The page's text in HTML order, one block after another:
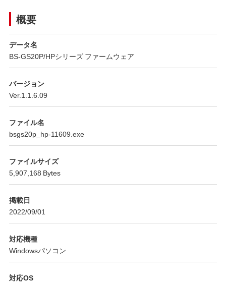
概要
データ名
BS-GS20P/HPシリーズ ファームウェア
バージョン
Ver.1.1.6.09
ファイル名
bsgs20p_hp-11609.exe
ファイルサイズ
5,907,168 Bytes
掲載日
2022/09/01
対応機種
Windowsパソコン
対応OS